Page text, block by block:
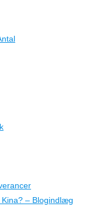
– Blogindlæg